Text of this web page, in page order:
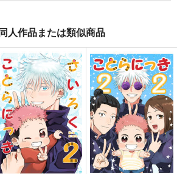
人作品または類似商品